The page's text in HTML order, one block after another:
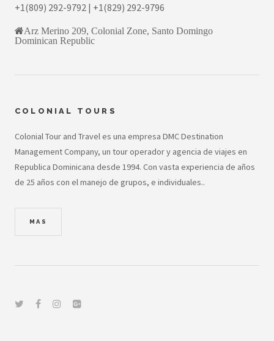
+1(809) 292-9792 | +1(829) 292-9796
Arz Merino 209, Colonial Zone, Santo Domingo
Dominican Republic
COLONIAL TOURS
Colonial Tour and Travel es una empresa DMC Destination
Management Company, un tour operador y agencia de viajes en
Republica Dominicana desde 1994. Con vasta experiencia de años
de 25 años con el manejo de grupos, e individuales..
MAS